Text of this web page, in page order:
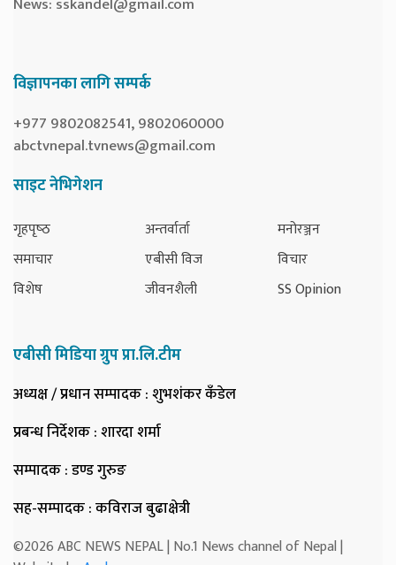
विज्ञापनका लागि सम्पर्क
+977 9802082541, 9802060000
abctvnepal.tvnews@gmail.com
साइट नेभिगेशन
गृहपृष्‍ठ
समाचार
विशेष
अन्तर्वार्ता
एबीसी विज
जीवनशैली
मनोरञ्जन
विचार
SS Opinion
एबीसी मिडिया ग्रुप प्रा.लि.टीम
अध्यक्ष / प्रधान सम्पादक: शुभशंकर कँडेल
प्रबन्ध निर्देशक: शारदा शर्मा
सम्पादक: डण्ड गुरुङ
सह-सम्पादक: कविराज बुढाक्षेत्री
©2026 ABC NEWS NEPAL | No.1 News channel of Nepal |